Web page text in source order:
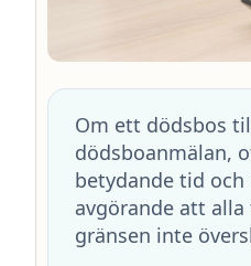
Om ett dödsbos
dödsboanmälan,
betydande tid
avgörande att
gränsen inte